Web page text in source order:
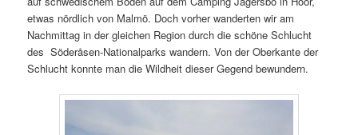
etwas nördlich von Malmö. Doch vorher wanderten wir am
Nachmittag in der gleichen Region durch die schöne Schlucht
des Söderåsen-Nationalparks wandern. Von der Oberkante der
Schlucht konnte man die Wildheit dieser Gegend bewundern.